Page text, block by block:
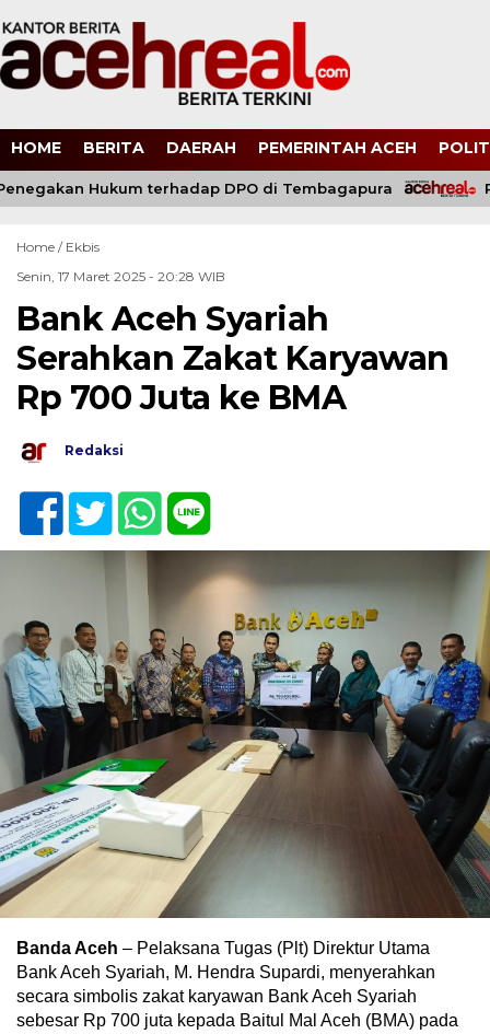
HOME BERITA DAERAH PEMERINTAH ACEH
Hukum terhadap DPO di Tembagapura
Home / Ekbis
Senin, 17 Maret 2025 - 20:28 WIB
Bank Aceh Syariah
Serahkan Zakat Karyawan
Rp 700 Juta ke BMA
Redaksi
Banda Aceh – Pelaksana Tugas (Plt) Direktur Utama
Bank Aceh Syariah, M. Hendra Supardi, menyerahkan
secara simbolis zakat karyawan Bank Aceh Syariah
sebesar Rp 700 juta kepada Baitul Mal Aceh (BMA) pada